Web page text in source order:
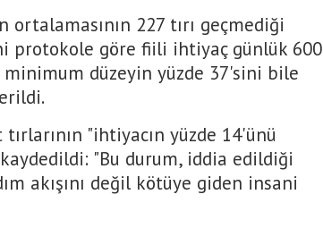
227 tırı geçmediği
protokole göre fiili ihtiyaç günlük 600
düzeyin yüzde 37'sini bile
"ihtiyacın yüzde 14'ünü
"Bu durum, iddia edildiği
akışını değil kötüye giden insani